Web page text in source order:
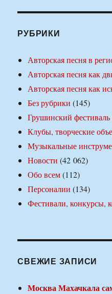
РУБРИКИ
Авторская песня в
Авторская песня как
Авторская песня как
Без рубрики (145)
Грушинский фестиваль
Клубы, творческие
Музыкальные
Новости (42 062)
Обо всем(112)
Персоналии (134)
Фестивали, конкурсы,
СВЕЖИЕ ЗАПИСИ
Москва Махачкала